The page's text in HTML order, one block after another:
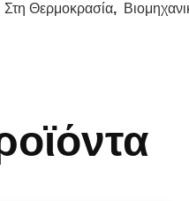
Στη Θερμοκρασία,